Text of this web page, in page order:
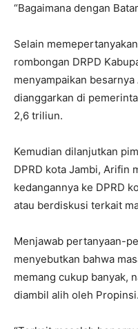
“Bagaimana dengan
Selain
rombongan DRPD
menyampaikan
dianggarkan di
2,6 triliun.
Kemudian dilanjutkan
DPRD kota Jambi, Arifin
kedangannya ke DPRD
atau berdiskusi terkait
Menjawab pertanyaan-
menyebutkan bahwa
memang cukup banyak,
diambil alih oleh Propinsi.